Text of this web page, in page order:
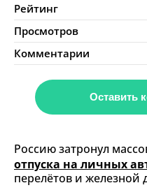
Рейтинг
Просмотров
Комментарии
Оставить
Россию затронул
отпуска на личных
перелётов и железной